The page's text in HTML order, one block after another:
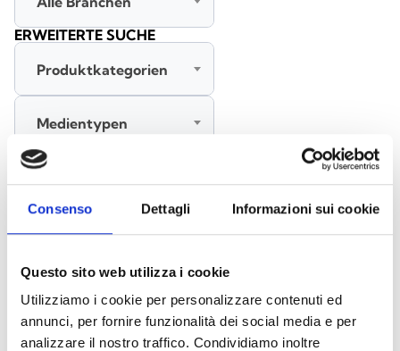
Consenso Dettagli Informazioni sui cookie
Questo sito web utilizza i cookie
Utilizziamo i cookie per personalizzare contenuti ed
annunci, per fornire funzionalità dei social media e per
analizzare il nostro traffico. Condividiamo inoltre
Dokumente (6992)
Alle auswählen
Melden Sie sich an, bevor Sie Inhalte über das Symbol
ERWEITERTE SUCHE
Produktkategorien
Medientypen